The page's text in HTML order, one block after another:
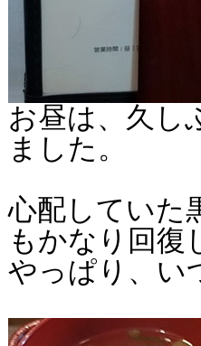
お昼は、久し
ました。
心配していた
もかなり回復
やっぱり、い